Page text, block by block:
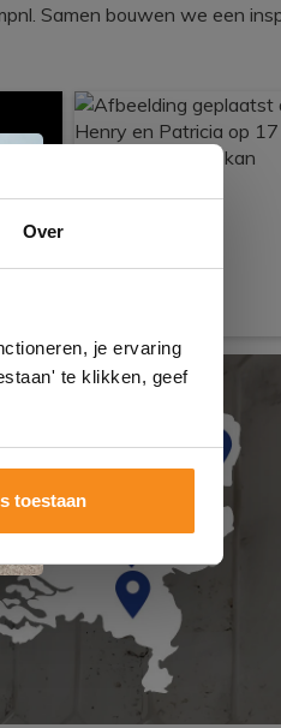
Over
je ervaring
te klikken, geef
toestaan
Samen bouwen we een